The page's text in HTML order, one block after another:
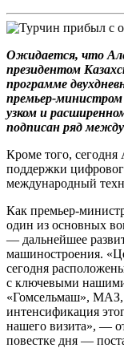
Ожидается, что
президентом
программе
премьер-
узком и
подписан ряд
Кроме того,
поддержки
международный
Как премьер-
один из основных
— дальнейшее
машиностроения.
сегодня
с ключевыми
«Гомсельмаш»,
интенсификация
нашего визита», —
повестке дня —